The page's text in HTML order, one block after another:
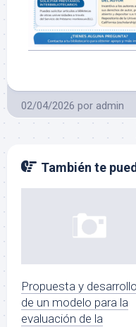
02/04/2026 por admin
También te
Propuesta y desarrollo
de un modelo para la
evaluación de la